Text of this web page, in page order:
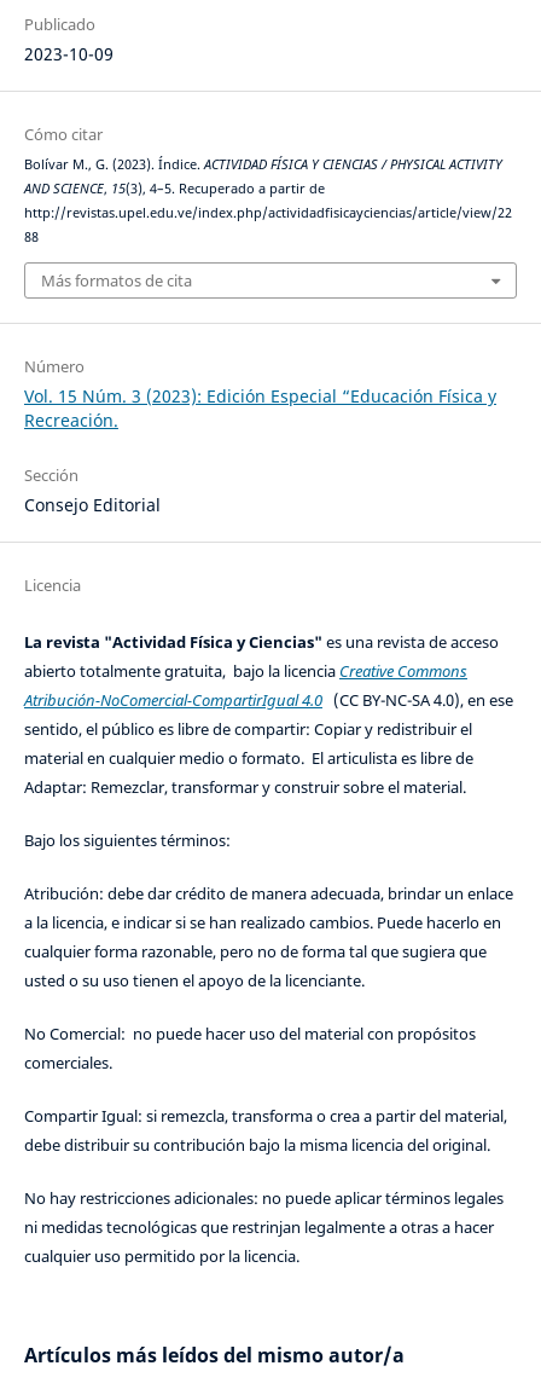
Publicado
2023-10-09
Cómo citar
Bolívar M., G. (2023). Índice.ACTIVIDAD FÍSICA Y CIENCIAS / PHYSICAL ACTIVITY
AND SCIENCE, 15(3), 4–5. Recuperado a partir de
http://revistas.upel.edu.ve/index.php/actividadfisicayciencias/article/view/22
88
Más formatos de cita
Número
Vol. 15 Núm. 3 (2023): Edición Especial “Educación Física y
Recreación.
Sección
Consejo Editorial
Licencia
La revista "Actividad Física y Ciencias" es una revista de acceso
abierto totalmente gratuita, bajo la licencia Creative Commons
Atribución-NoComercial-CompartirIgual 4.0(CC BY-NC-SA 4.0), en ese
sentido, el público es libre de compartir: Copiar y redistribuir el
material en cualquier medio o formato. El articulista es libre de
Adaptar: Remezclar, transformar y construir sobre el material.
Bajo los siguientes términos:
Atribución: debe dar crédito de manera adecuada, brindar un enlace
a la licencia, e indicar si se han realizado cambios. Puede hacerlo en
cualquier forma razonable, pero no de forma tal que sugiera que
usted o su uso tienen el apoyo de la licenciante.
No Comercial: no puede hacer uso del material con propósitos
comerciales.
Compartir Igual: si remezcla, transforma o crea a partir del material,
debe distribuir su contribución bajo la misma licencia del original.
No hay restricciones adicionales: no puede aplicar términos legales
ni medidas tecnológicas que restrinjan legalmente a otras a hacer
cualquier uso permitido por la licencia.
Artículos más leídos del mismo autor/a